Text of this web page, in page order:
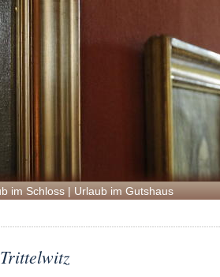
im Schloss| Urlaub im Gutshaus